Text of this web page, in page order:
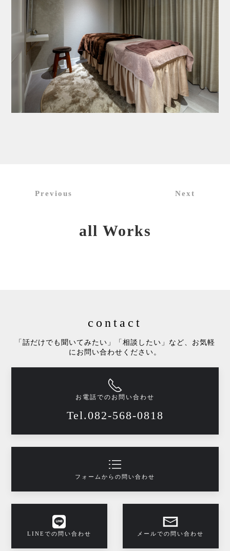
Previous Next
all Works
contact
「話だけでも聞いてみたい」「相談したい」など、お気軽
にお問い合わせください。
お電話でのお問い合わせ
Tel.082-568-0818
フォームからの問い合わせ
LINEでの問い合わせ メールでの問い合わせ